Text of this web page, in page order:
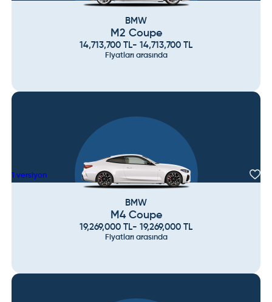
BMW
M2 Coupe
14,713,700 TL- 14,713,700 TL
Fiyatları arasında
1 versiyon
BMW
M4 Coupe
19,269,000 TL- 19,269,000 TL
Fiyatları arasında